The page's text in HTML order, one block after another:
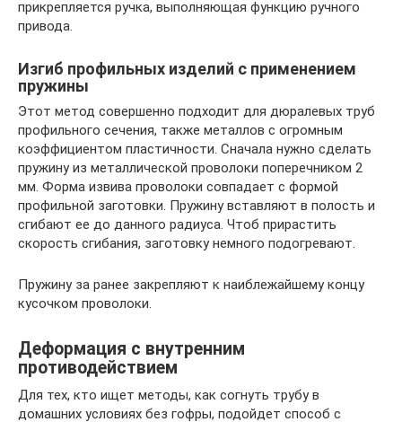
прикрепляется ручка, выполняющая функцию ручного
привода.
Изгиб профильных изделий с применением
пружины
Этот метод совершенно подходит для дюралевых труб
профильного сечения, также металлов с огромным
коэффициентом пластичности. Сначала нужно сделать
пружину из металлической проволоки поперечником 2
мм. Форма извива проволоки совпадает с формой
профильной заготовки. Пружину вставляют в полость и
сгибают ее до данного радиуса. Чтоб прирастить
скорость сгибания, заготовку немного подогревают.
Пружину за ранее закрепляют к наиблежайшему концу
кусочком проволоки.
Деформация с внутренним
противодействием
Для тех, кто ищет методы, как согнуть трубу в
домашних условиях без гофры, подойдет способ с